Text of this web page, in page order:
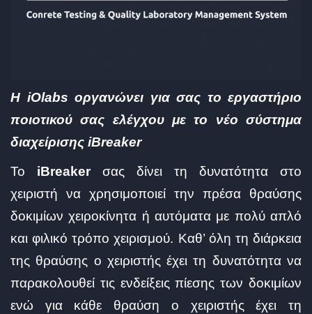
Η iOlabs οργανώνει για σας το εργαστήριο
ποιοτικού σας ελέγχου με το νέο σύστημα
διαχείρισης iBreaker
To iBreakerσας δίνει τη δυνατότητα στο
χειριστή να χρησιμοποιεί την πρέσα θραύσης
δοκιμίων χειροκίνητα ή αυτόματα με πολύ απλό
και φιλικό τρόπο χειρισμού. Καθ’ όλη τη διάρκεια
της θραύσης ο χειριστής έχει τη δυνατότητα να
παρακολουθεί τις ενδείξεις πίεσης των δοκιμίων
ενώ για κάθε θραύση ο χειριστής έχει τη